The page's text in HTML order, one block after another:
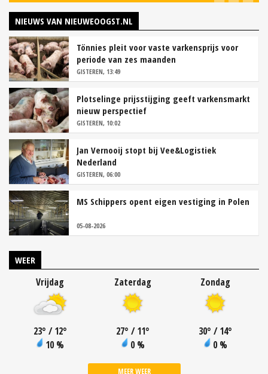
NIEUWS VAN NIEUWEOOGST.NL
Tönnies pleit voor vaste varkensprijs voor
periode van zes maanden
GISTEREN, 13:49
Plotselinge prijsstijging geeft varkensmarkt
nieuw perspectief
GISTEREN, 10:02
Jan Vernooij stopt bij Vee&Logistiek
Nederland
GISTEREN, 06:00
MS Schippers opent eigen vestiging in Polen
05-08-2026
WEER
Vrijdag
23° / 12°
10 %
Zaterdag
27° / 11°
0 %
Zondag
30° / 14°
0 %
MEER WEER